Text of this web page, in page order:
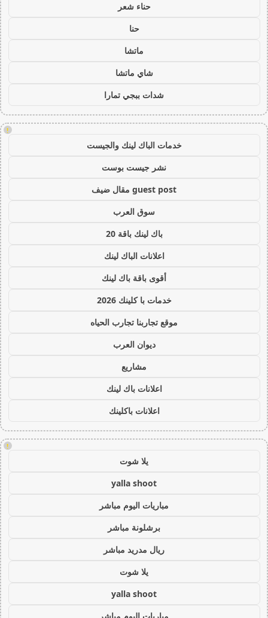
حناء شعر
حنا
ماتشا
شاي ماتشا
شدات ببجي تمارا
!
خدمات الباك لينك والجيست
نشر جيست بوست
guest post مقال ضيف
سوق العرب
باك لينك باقة 20
اعلانات الباك لينك
أقوى باقة باك لينك
خدمات با كلينك 2026
موقع تجاربنا تجارب الحياه
ديوان العرب
مشاريع
اعلانات باك لينك
اعلانات باكلينك
!
يلا شوت
yalla shoot
مباريات اليوم مباشر
برشلونة مباشر
ريال مدريد مباشر
يلا شوت
yalla shoot